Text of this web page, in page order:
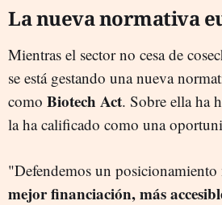
La nueva normativa
Mientras el sector no cesa de
se está gestando una nueva
como Biotech Act. Sobre ella ha
la ha calificado como una
"Defendemos un
mejor financiación, más